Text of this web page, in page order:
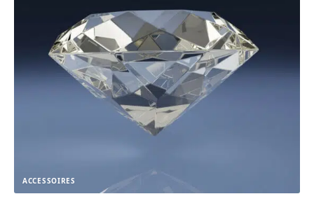
ACCESSOIRES